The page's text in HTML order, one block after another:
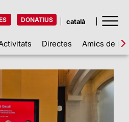
DONATIUS
Directes Amics de la